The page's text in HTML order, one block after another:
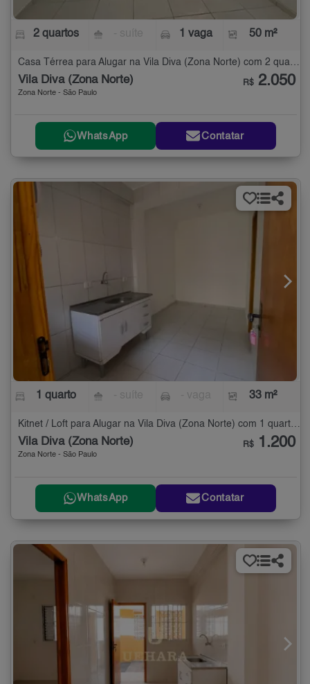
2 quartos 1 vaga 50 m²
Casa Térrea para Alugar na Vila Diva (Zona Norte) com 2 quartos - 50 m²
Vila Diva (Zona Norte)
Zona Norte - São Paulo
R$ 2.050
WhatsApp Contatar
1 quarto 33 m²
Kitnet / Loft para Alugar na Vila Diva (Zona Norte) com 1 quarto - 33 m²
Vila Diva (Zona Norte)
Zona Norte - São Paulo
R$ 1.200
WhatsApp Contatar